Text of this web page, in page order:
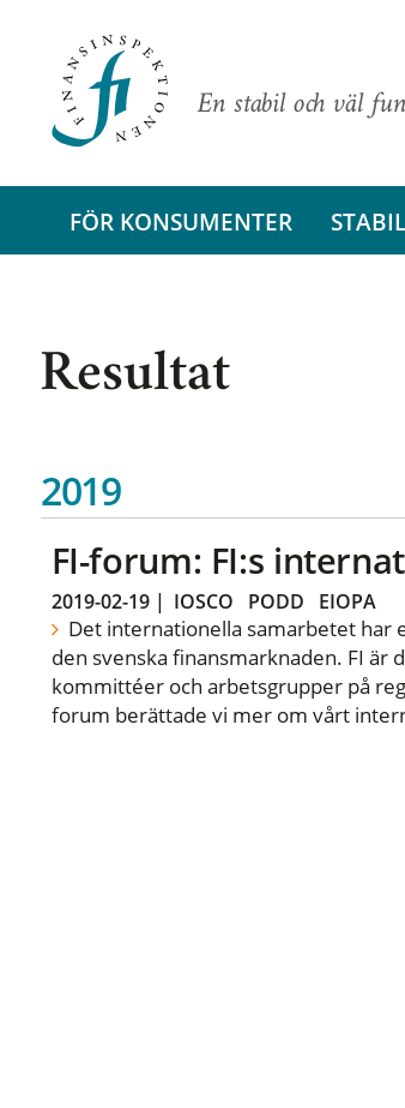
En stabil och väl
FÖR KONSUMENTER
Resultat
2019
FI-forum: FI:s
2019-02-19| IOSCO PODD EIOPA
Det internationella samarbetet har
den svenska finansmarknaden. FI
kommittéer och arbetsgrupper på
forum berättade vi mer om vårt